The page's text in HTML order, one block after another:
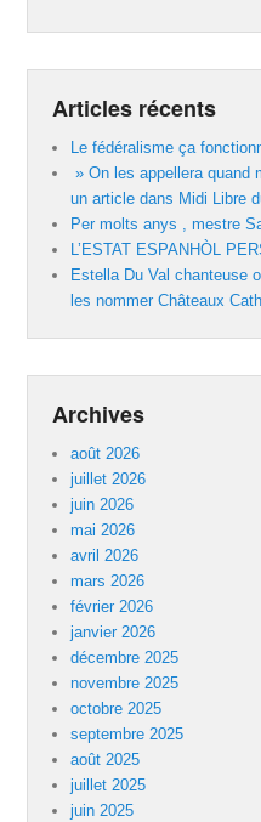
Articles récents
Le fédéralisme ça
» On les appellera
un article dans Midi Libre
Per molts anys , mestre
L’ESTAT ESPANHÒL
Estella Du Val chanteuse
les nommer Châteaux
Archives
août 2026
juillet 2026
juin 2026
mai 2026
avril 2026
mars 2026
février 2026
janvier 2026
décembre 2025
novembre 2025
octobre 2025
septembre 2025
août 2025
juillet 2025
juin 2025